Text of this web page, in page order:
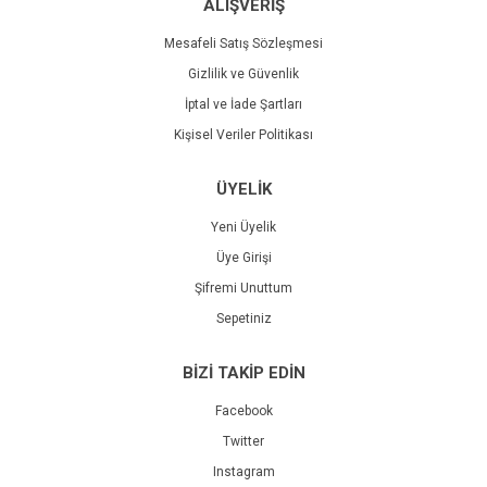
ALIŞVERİŞ
Mesafeli Satış Sözleşmesi
Gizlilik ve Güvenlik
İptal ve İade Şartları
Kişisel Veriler Politikası
ÜYELİK
Yeni Üyelik
Üye Girişi
Şifremi Unuttum
Sepetiniz
BİZİ TAKİP EDİN
Facebook
Twitter
Instagram